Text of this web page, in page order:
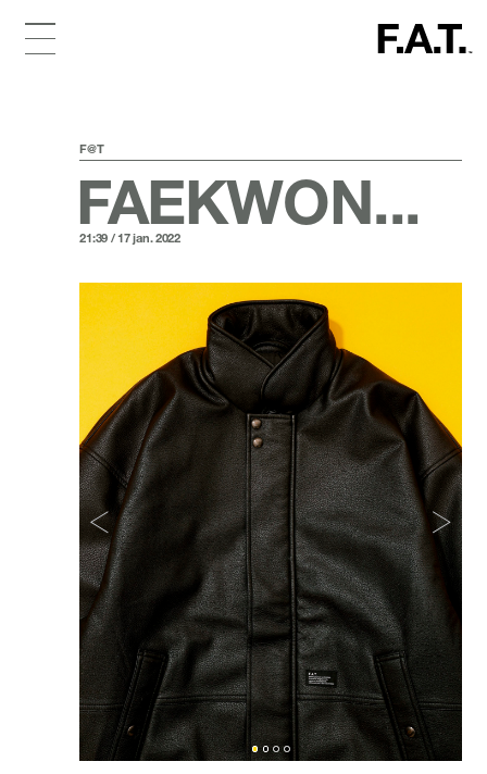
F@T
FAEKWON...
21:39 / 17 jan. 2022